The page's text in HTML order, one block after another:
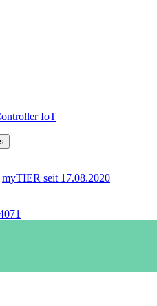
IoT
myTIER seit 17.08.2020